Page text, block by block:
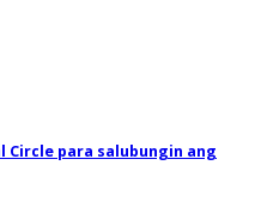
Circle para salubungin ang